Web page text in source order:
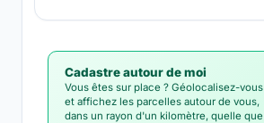
Cadastre autour de moi
Vous êtes sur place ? Géolocalisez-vous
et affichez les parcelles autour de vous,
dans un rayon d'un kilomètre, quelle que